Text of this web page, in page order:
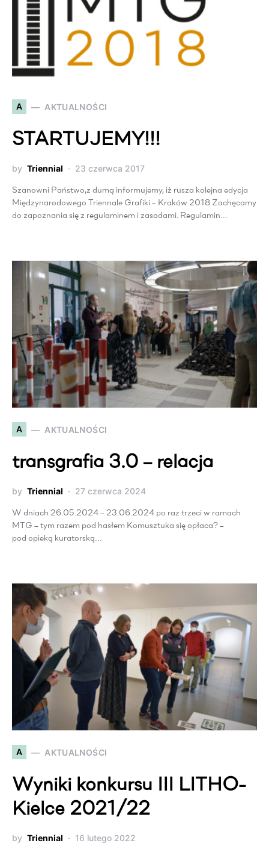
A AKTUALNOŚCI
STARTUJEMY!!!
by Triennial 23 czerwca 2017
Szanowni Państwo,z dumą informujemy, iż rusza kolejna edycja
Międzynarodowego Triennale Grafiki – Kraków 2018 Zachęcamy
do zapoznania się z regulaminem i zasadami. Regulamin…
A AKTUALNOŚCI
transgrafia 3.0 – relacja
by Triennial 27 czerwca 2024
W dniach 26.05.2024 – 23.06.2024 po raz trzeci w ramach
MTG – tym razem pod hasłem Komusztuka się opłaca? –
pod opieką kuratorską…
A AKTUALNOŚCI
Wyniki konkursu III LITHO-
Kielce 2021/22
by Triennial 16 lutego 2022